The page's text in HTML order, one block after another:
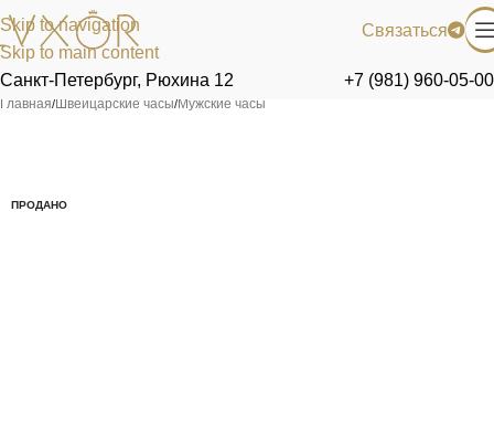
Skip to navigation
Skip to main content
Связаться
Санкт-Петербург, Рюхина 12 +7 (981) 960-05-00
Главная/Швейцарские часы/Мужские часы
ПРОДАНО